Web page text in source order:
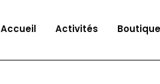
Accueil Activités Boutique